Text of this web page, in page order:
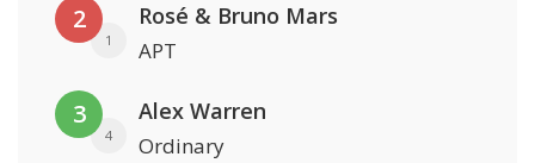
2
1
Rosé & Bruno Mars
APT
3
4
Alex Warren
Ordinary